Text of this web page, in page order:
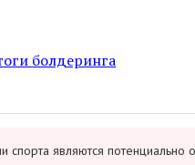
болдеринга
спорта являются